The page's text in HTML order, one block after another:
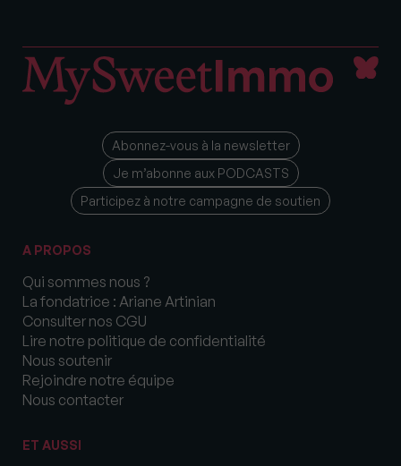
Abonnez-vous à la newsletter
Je m’abonne aux PODCASTS
Participez à notre campagne de soutien
A PROPOS
Qui sommes nous ?
La fondatrice : Ariane Artinian
Consulter nos CGU
Lire notre politique de confidentialité
Nous soutenir
Rejoindre notre équipe
Nous contacter
ET AUSSI